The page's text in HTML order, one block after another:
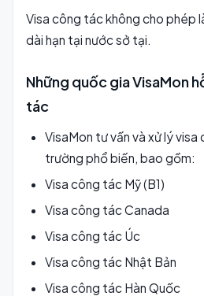
Visa công tác không cho phép
dài hạn tại nước sở tại.
Những quốc gia VisaMon
tác
VisaMon tư vấn và xử lý
trường phổ biến, bao gồm:
Visa công tác Mỹ (B1)
Visa công tác Canada
Visa công tác Úc
Visa công tác Nhật Bản
Visa công tác Hàn Quốc